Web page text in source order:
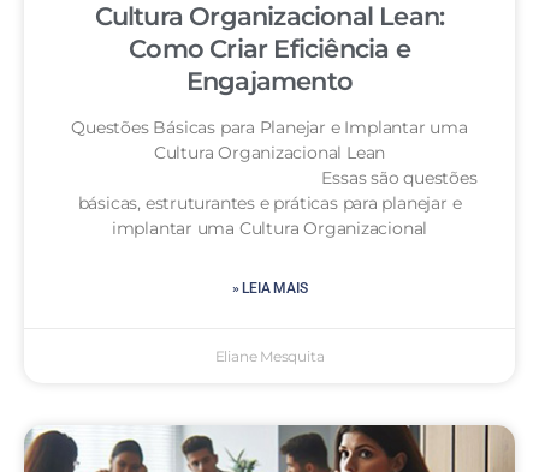
Cultura Organizacional Lean:
Como Criar Eficiência e
Engajamento
Questões Básicas para Planejar e Implantar uma
Cultura Organizacional Lean
Essas são questões
básicas, estruturantes e práticas para planejar e
implantar uma Cultura Organizacional
» LEIA MAIS
Eliane Mesquita